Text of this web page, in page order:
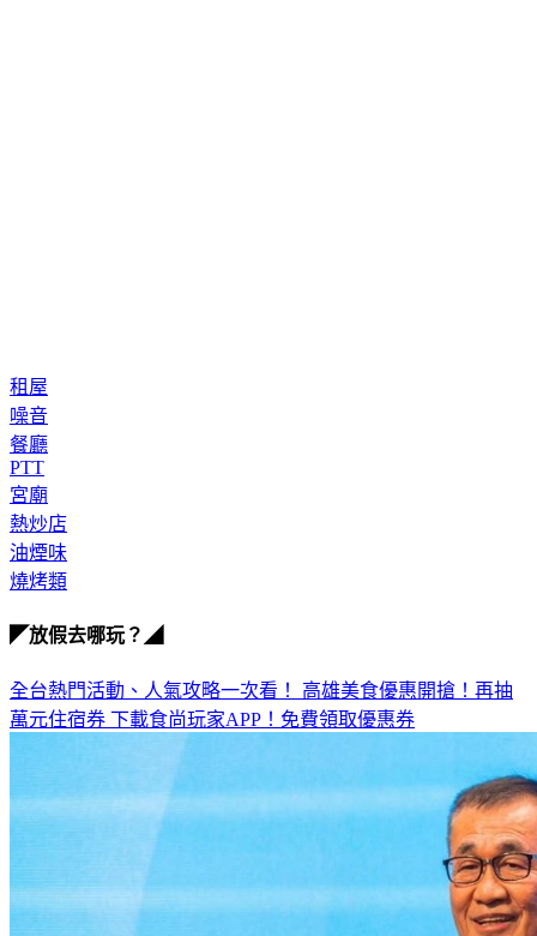
租屋
噪音
餐廳
PTT
宮廟
熱炒店
油煙味
燒烤類
◤放假去哪玩？◢
全台熱門活動、人氣攻略一次看！ 高雄美食優惠開搶！再抽
萬元住宿券 下載食尚玩家APP！免費領取優惠券